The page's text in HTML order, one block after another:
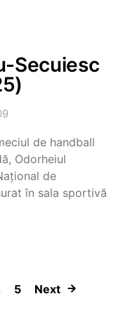
Secuiesc
de handball
Odorheiul
de
în sala sportivă
5 Next